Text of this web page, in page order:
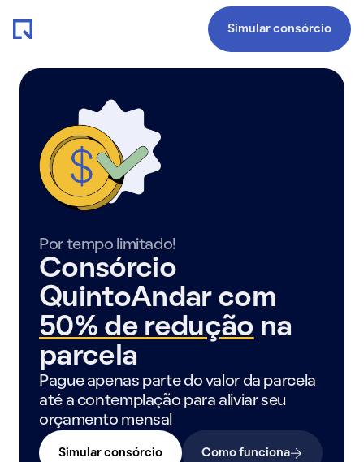
Simular consórcio
Por tempo limitado!
Consórcio
QuintoAndar com
50% de redução na
parcela
Pague apenas parte do valor da parcela
até a contemplação para aliviar seu
orçamento mensal
Simular consórcio Como funciona